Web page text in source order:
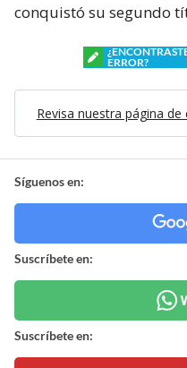
conquistó su segundo
ERROR?
Revisa nuestra página de
Síguenos en:
Suscríbete en:
Suscríbete en: